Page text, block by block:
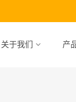
关于我们 产